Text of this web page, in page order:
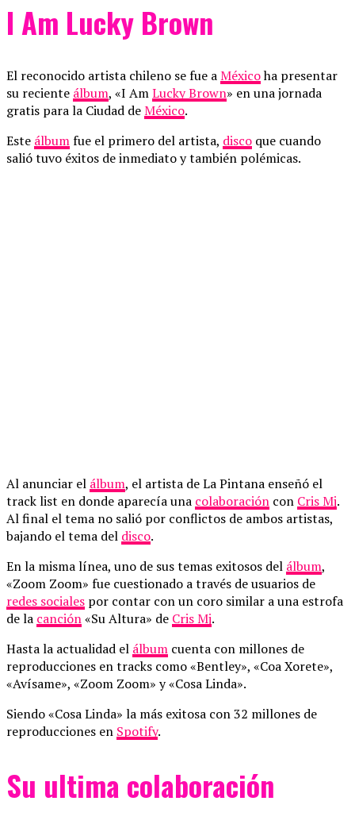
I Am Lucky Brown
El reconocido artista chileno se fue aMéxicoha presentar
su reciente álbum, «I AmLucky Brown» en una jornada
gratis para la Ciudad deMéxico.
Este álbumfue el primero del artista, disco que cuando
salió tuvo éxitos de inmediato y también polémicas.
Al anunciar el álbum, el artista de La Pintana enseñó el
track list en donde aparecía una colaboración con Cris Mj.
Al final el tema no salió por conflictos de ambos artistas,
bajando el tema del disco.
En la misma línea, uno de sus temas exitosos del álbum,
«Zoom Zoom» fue cuestionado a través de usuarios de
redes sociales por contar con un coro similar a una estrofa
de la canción«Su Altura» de Cris Mj.
Hasta la actualidad el álbum cuenta con millones de
reproducciones en tracks como «Bentley», «Coa Xorete»,
«Avísame», «Zoom Zoom» y «Cosa Linda».
Siendo «Cosa Linda» la más exitosa con 32 millones de
reproducciones en Spotify.
Su ultima colaboración